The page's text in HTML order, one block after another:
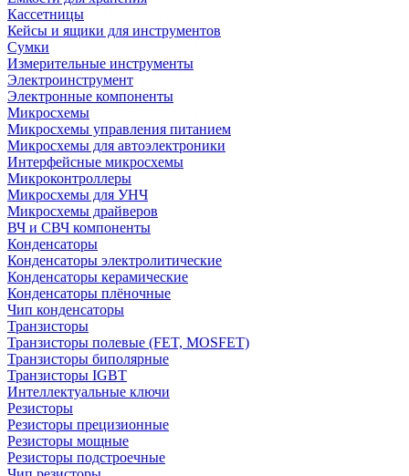
Кассетницы
Кейсы и ящики для инструментов
Сумки
Измерительные инструменты
Электроинструмент
Электронные компоненты
Микросхемы
Микросхемы управления питанием
Микросхемы для автоэлектроники
Интерфейсные микросхемы
Микроконтроллеры
Микросхемы для УНЧ
Микросхемы драйверов
ВЧ и СВЧ компоненты
Конденсаторы
Конденсаторы электролитические
Конденсаторы керамические
Конденсаторы плёночные
Чип конденсаторы
Транзисторы
Транзисторы полевые (FET, MOSFET)
Транзисторы биполярные
Транзисторы IGBT
Интеллектуальные ключи
Резисторы
Резисторы прецизионные
Резисторы мощные
Резисторы подстроечные